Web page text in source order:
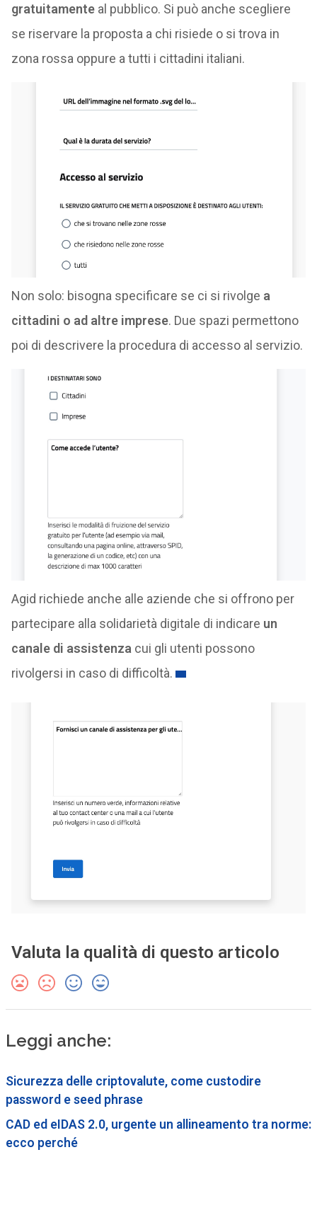
gratuitamenteal pubblico. Si può anche scegliere
se riservare la proposta a chi risiede o si trova in
zona rossa oppure a tutti i cittadini italiani.
Non solo: bisogna specificare se ci si rivolge a
cittadini o ad altre imprese. Due spazi permettono
poi di descrivere la procedura di accesso al servizio.
Agid richiede anche alle aziende che si offrono per
partecipare alla solidarietà digitale di indicare un
canale di assistenza cui gli utenti possono
rivolgersi in caso di difficoltà.
Valuta la qualità di questo articolo
Leggi anche:
Sicurezza delle criptovalute, come custodire
password e seed phrase
CAD ed eIDAS 2.0, urgente un allineamento tra norme:
ecco perché